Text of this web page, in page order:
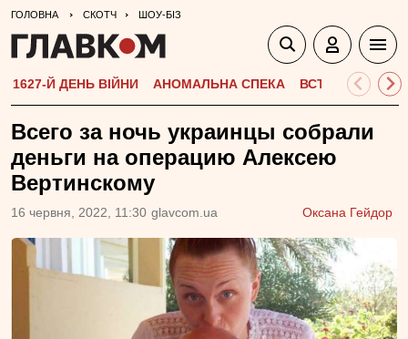
ГОЛОВНА СКОТЧ ШОУ-БІЗ
1627-Й ДЕНЬ ВІЙНИ АНОМАЛЬНА СПЕКА ВСТУПНА
Всего за ночь украинцы собрали
деньги на операцию Алексею
Вертинскому
16 червня, 2022, 11:30 glavcom.ua Оксана Гейдор